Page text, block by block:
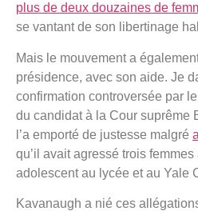
plus de deux douzaines de
se vantant de son libertinage
Mais le mouvement a
présidence, avec son aide. Je
confirmation controversée par
du candidat à la Cour suprême
l’a emporté de justesse malgré
qu’il avait agressé trois femmes
adolescent au lycée et au Yale
Kavanaugh a nié ces